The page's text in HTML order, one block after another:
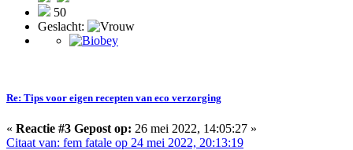
50
Geslacht:
Re: Tips voor eigen recepten van eco verzorging
« Reactie #3 Gepost op: 26 mei 2022, 14:05:27 »
Citaat van: fem fatale op 24 mei 2022, 20:13:19